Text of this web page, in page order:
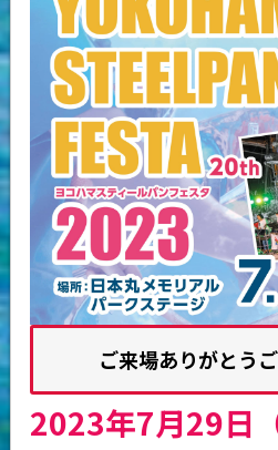
ご来場ありがとう
2023年7月29日（